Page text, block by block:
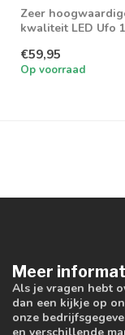
Zeer
kwaliteit LED Ufo
watt. Geschikt v...
€59,95
Op voorraad
Meer
Als je vragen hebt
dan een kijkje op
onze